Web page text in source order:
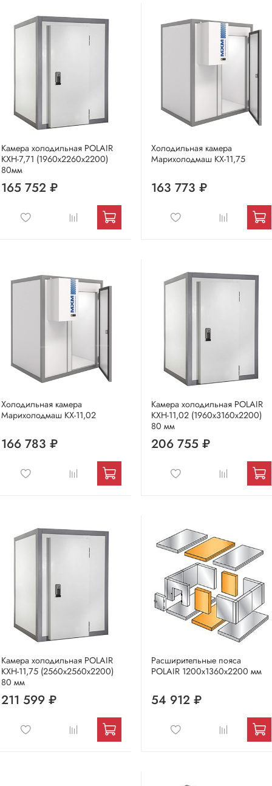
Камера холодильная POLAIR
КХН-7,71 (1960х2260х2200)
80мм
165 752 ₽
Холодильная камера
Марихолодмаш КХ-11,75
163 773 ₽
Холодильная камера
Марихолодмаш КХ-11,02
166 783 ₽
Камера холодильная POLAIR
КХН-11,02 (1960х3160х2200)
80 мм
206 755 ₽
Камера холодильная POLAIR
КХН-11,75 (2560х2560х2200)
80 мм
211 599 ₽
Расширительные пояса
POLAIR 1200х1360х2200 мм
54 912 ₽